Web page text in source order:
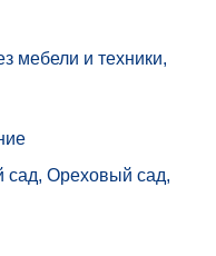
мебели и техники,
сад, Ореховый сад,